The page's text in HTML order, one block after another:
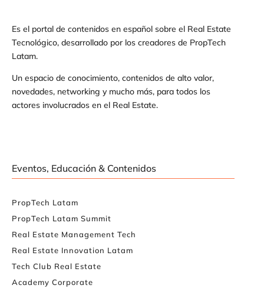
Es el portal de contenidos en español sobre el Real Estate
Tecnológico, desarrollado por los creadores de PropTech
Latam.
Un espacio de conocimiento, contenidos de alto valor,
novedades, networking y mucho más, para todos los
actores involucrados en el Real Estate.
Eventos, Educación & Contenidos
PropTech Latam
PropTech Latam Summit
Real Estate Management Tech
Real Estate Innovation Latam
Tech Club Real Estate
Academy Corporate